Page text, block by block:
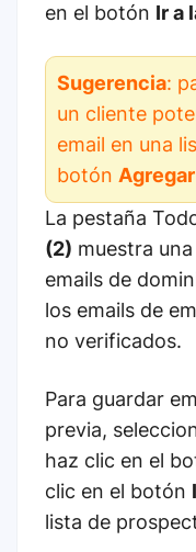
en el botón Ir a
Sugerencia:
un cliente
email en una
botón
La pestaña
(2) muestra
emails de
los emails de
no verificados.
Para guardar
previa,
haz clic en el
clic en el botón
lista de